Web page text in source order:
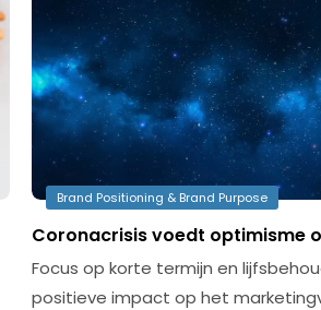
Brand Positioning & Brand Purpose
Coronacrisis voedt optimisme
Focus op korte termijn en
positieve impact op het